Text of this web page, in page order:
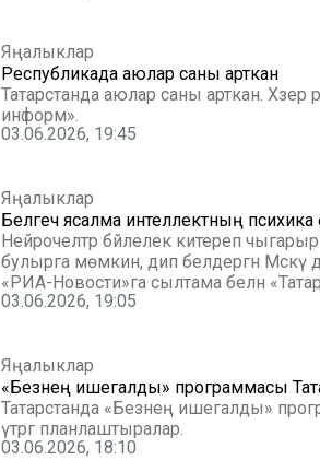
Яңалыклар
Республикада аюлар саны арткан
Татарстанда аюлар саны арткан. Хәзер
информ».
03.06.2026, 19:45
Яңалыклар
Белгеч ясалма интеллектның психика
Нейрочелтәр бәйлелек китереп
булырга мөмкин, дип белдергән Мәскәү дәүләт университеты профессоры Алла Шестерина. Бу хакта
«РИА-Новости»га сылтама белән
03.06.2026, 19:05
Яңалыклар
«Безнең ишегалды» программасы
Татарстанда «Безнең ишегалды»
үтәргә планлаштыралар.
03.06.2026, 18:10